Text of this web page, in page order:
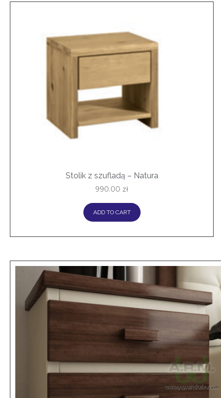
Stolik z szufladą – Natura
990.00 zł
ADD TO CART